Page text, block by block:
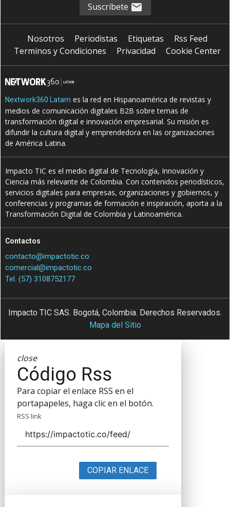
Suscríbete
Nosotros Periodistas Etiquetas
Rss Feed
Terminos y Condiciones
Privacidad Cookie Center
Nextwork360 Latam es la red en Hispanoamérica de revistas y
medios de comunicación digitales B2B sobre temas de
transformación digital e innovación empresarial. Su misión es
difundir la cultura digital y emprendedora en las organizaciones
de América Latina.
Impacto TIC es el medio digital de Tecnología, Innovación y
Ciencia más relevante de Colombia. Con contenidos periodísticos,
servicios digitales para empresas, organizaciones y gobiernos, y
conferencias y programas de formación e inspiración, aporta a la
Transformación Digital de Colombia y Latinoamérica.
Contactos
contacto@impactotic.co
comercial@impactotic.co
Tel. (57) 3108752177
Impacto TIC SAS. Bogotá, Colombia. Derechos Reservados.
Mapa del Sitio
close
Código Rss
Para copiar el enlace RSS en el
portapapeles, haga clic en el botón.
RSS link
COPIAR ENLACE